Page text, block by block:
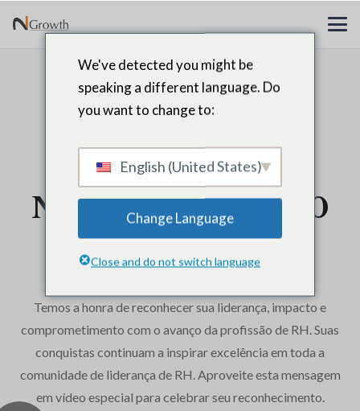
Parabéns Christy
Pambianchi,
Líderes do
N2Growth 2025: 40
principais CHROs
Temos a honra de reconhecer sua liderança, impacto e
comprometimento com o avanço da profissão de RH. Suas
conquistas continuam a inspirar excelência em toda a
comunidade de liderança de RH. Aproveite esta mensagem
em vídeo especial para celebrar seu reconhecimento.
We've detected you might be
speaking a different language. Do
you want to change to:
English (United States)
Change Language
Close and do not switch language